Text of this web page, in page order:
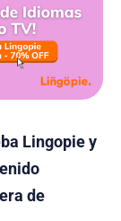
Lingopie y
de